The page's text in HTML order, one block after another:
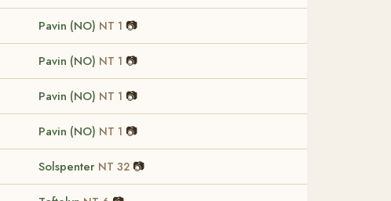
Pavin (NO) NT 1 📷
Pavin (NO) NT 1 📷
Pavin (NO) NT 1 📷
Pavin (NO) NT 1 📷
Solspenter NT 32 📷